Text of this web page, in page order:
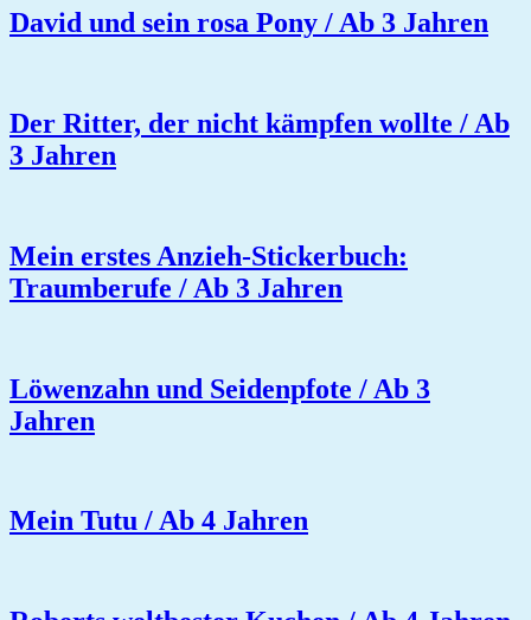
David und sein rosa Pony / Ab 3 Jahren
Der Ritter, der nicht kämpfen wollte / Ab
3 Jahren
Mein erstes Anzieh-Stickerbuch:
Traumberufe / Ab 3 Jahren
Löwenzahn und Seidenpfote / Ab 3
Jahren
Mein Tutu / Ab 4 Jahren